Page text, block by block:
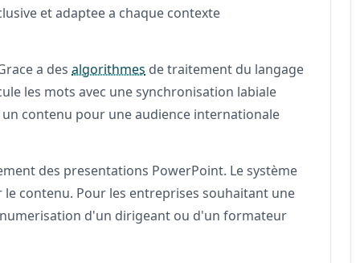
et adaptee a chaque contexte
a desalgorithmes de traitement du langage
les mots avec une synchronisation labiale
contenu pour une audience internationale
des presentations PowerPoint. Le système
contenu. Pour les entreprises souhaitant une
d'un dirigeant ou d'un formateur